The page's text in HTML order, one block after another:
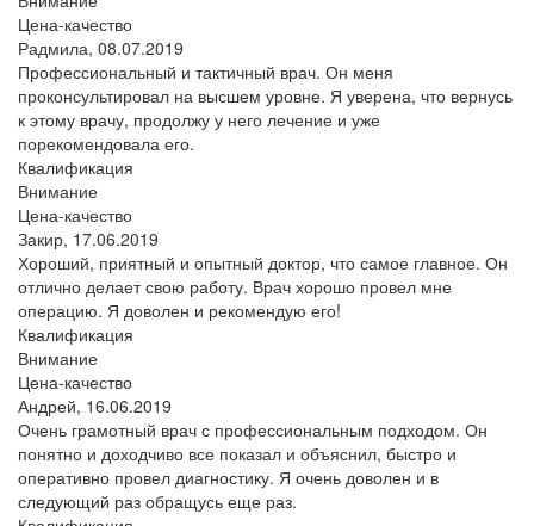
Цена-качество
Радмила, 08.07.2019
Профессиональный и тактичный врач. Он меня
проконсультировал на высшем уровне. Я уверена, что вернусь
к этому врачу, продолжу у него лечение и уже
порекомендовала его.
Квалификация
Внимание
Цена-качество
Закир, 17.06.2019
Хороший, приятный и опытный доктор, что самое главное. Он
отлично делает свою работу. Врач хорошо провел мне
операцию. Я доволен и рекомендую его!
Квалификация
Внимание
Цена-качество
Андрей, 16.06.2019
Очень грамотный врач с профессиональным подходом. Он
понятно и доходчиво все показал и объяснил, быстро и
оперативно провел диагностику. Я очень доволен и в
следующий раз обращусь еще раз.